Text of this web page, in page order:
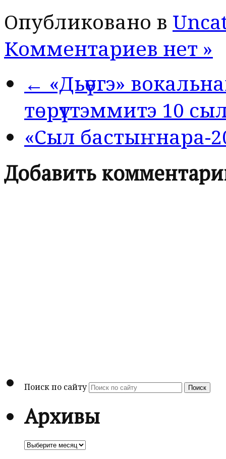
Опубликовано в
Комментариев нет »
← «Дьүөгэ»
төрүттэммитэ 10
«Сыл бастыҥнара-
Добавить
Поиск по сайту Поиск
Архивы
Архивы